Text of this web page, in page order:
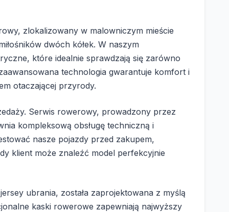
zlokalizowany w malowniczym mieście
dwóch kółek. W naszym
które idealnie sprawdzają się zarówno
technologia gwarantuje komfort i
otaczającej przyrody.
Serwis rowerowy, prowadzony przez
kompleksową obsługę techniczną i
nasze pojazdy przed zakupem,
klient może znaleźć model perfekcyjnie
ubrania, została zaprojektowana z myślą
kaski rowerowe zapewniają najwyższy